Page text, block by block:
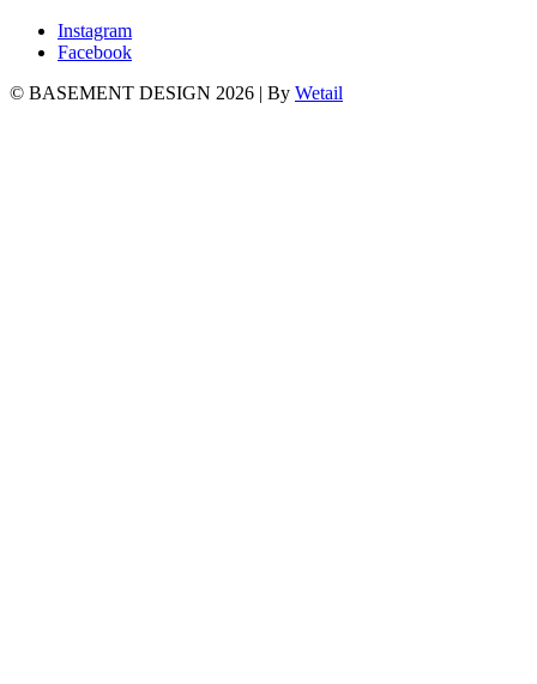
Instagram
Facebook
© BASEMENT DESIGN 2026 | By Wetail